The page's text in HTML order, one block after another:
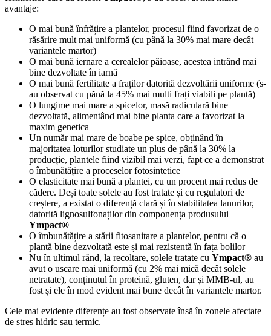
avantaje:
O mai bună înfrățire a plantelor, procesul fiind favorizat de o
răsărire mult mai uniformă (cu până la 30% mai mare decât
variantele martor)
O mai bună iernare a cerealelor păioase, acestea intrând mai
bine dezvoltate în iarnă
O mai bună fertilitate a fraților datorită dezvoltării uniforme (s-
au observat cu pănă la 45% mai multi frați viabili pe plantă)
O lungime mai mare a spicelor, masă radiculară bine
dezvoltată, alimentând mai bine planta care a favorizat la
maxim genetica
Un număr mai mare de boabe pe spice, obținând în
majoritatea loturilor studiate un plus de până la 30% la
producție, plantele fiind vizibil mai verzi, fapt ce a demonstrat
o îmbunătățire a proceselor fotosintetice
O elasticitate mai bună a plantei, cu un procent mai redus de
cădere. Deși toate solele au fost tratate și cu regulatori de
creștere, a existat o diferență clară și în stabilitatea lanurilor,
datorită lignosulfonaților din componența produsului
Ympact®
O îmbunătățire a stării fitosanitare a plantelor, pentru că o
plantă bine dezvoltată este și mai rezistentă în fața bolilor
Nu în ultimul rând, la recoltare, solele tratate cu Ympact® au
avut o uscare mai uniformă (cu 2% mai mică decât solele
netratate), conținutul în proteină, gluten, dar și MMB-ul, au
fost și ele în mod evident mai bune decât în variantele martor.
Cele mai evidente diferențe au fost observate însă în zonele afectate
de stres hidric sau termic.